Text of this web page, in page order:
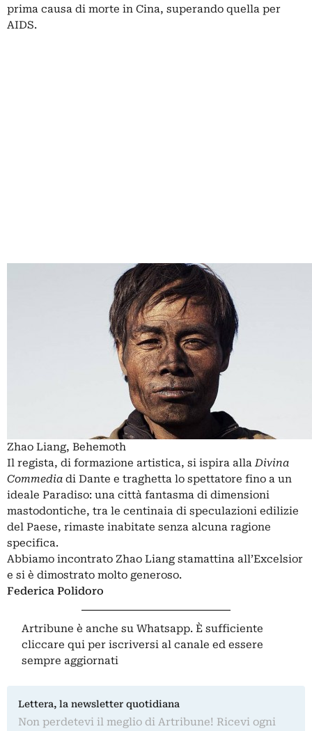
prima causa di morte in Cina, superando quella per
AIDS.
Zhao Liang, Behemoth
Il regista, di formazione artistica, si ispira allaDivina
Commedia di Dante e traghetta lo spettatore fino a un
ideale Paradiso: una città fantasma di dimensioni
mastodontiche, tra le centinaia di speculazioni edilizie
del Paese, rimaste inabitate senza alcuna ragione
specifica.
Abbiamo incontrato Zhao Liang stamattina all’Excelsior
e si è dimostrato molto generoso.
Federica Polidoro
Artribune è anche su Whatsapp. È sufficiente
cliccare qui per iscriversi al canale ed essere
sempre aggiornati
Lettera, la newsletter quotidiana
Non perdetevi il meglio di Artribune! Ricevi ogni